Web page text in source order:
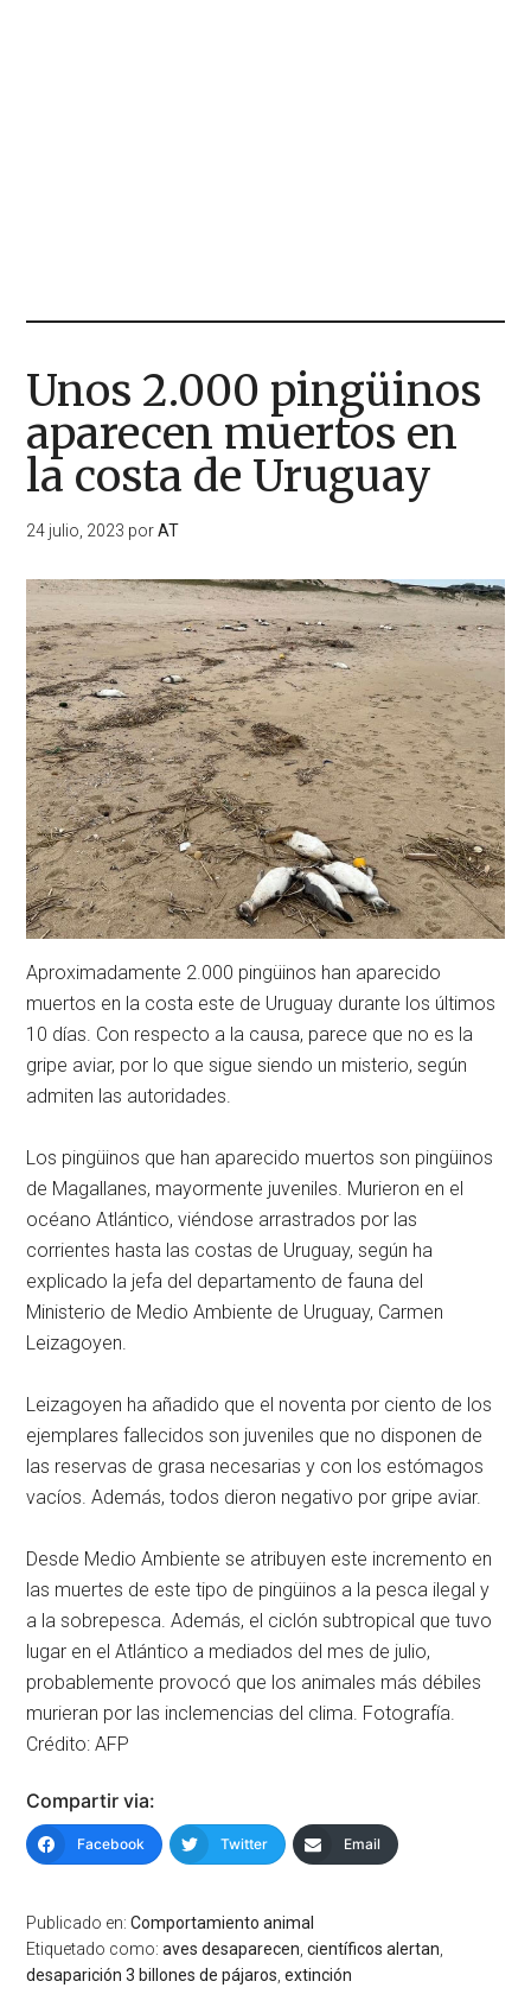
Unos 2.000 pingüinos
aparecen muertos en
la costa de Uruguay
24 julio, 2023 porAT
Aproximadamente 2.000 pingüinos han aparecido
muertos en la costa este de Uruguay durante los últimos
10 días. Con respecto a la causa, parece que no es la
gripe aviar, por lo que sigue siendo un misterio, según
admiten las autoridades.
Los pingüinos que han aparecido muertos son pingüinos
de Magallanes, mayormente juveniles. Murieron en el
océano Atlántico, viéndose arrastrados por las
corrientes hasta las costas de Uruguay, según ha
explicado la jefa del departamento de fauna del
Ministerio de Medio Ambiente de Uruguay, Carmen
Leizagoyen.
Leizagoyen ha añadido que el noventa por ciento de los
ejemplares fallecidos son juveniles que no disponen de
las reservas de grasa necesarias y con los estómagos
vacíos. Además, todos dieron negativo por gripe aviar.
Desde Medio Ambiente se atribuyen este incremento en
las muertes de este tipo de pingüinos a la pesca ilegal y
a la sobrepesca. Además, el ciclón subtropical que tuvo
lugar en el Atlántico a mediados del mes de julio,
probablemente provocó que los animales más débiles
murieran por las inclemencias del clima. Fotografía.
Crédito: AFP
Compartir via:
Facebook Twitter Email
Publicado en:Comportamiento animal
Etiquetado como:aves desaparecen ,científicos alertan
desaparición 3 billones de pájaros ,extinción